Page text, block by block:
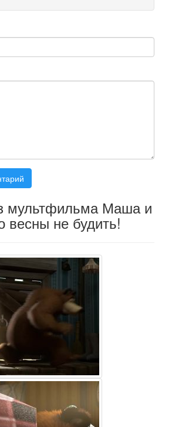
мультфильма Маша и
весны не будить!